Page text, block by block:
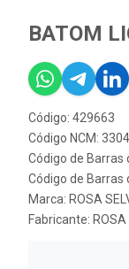
BATOM
Código: 429663
Código NCM:
Código de Barras
Código de Barras
Marca: ROSA
Fabricante: ROSA